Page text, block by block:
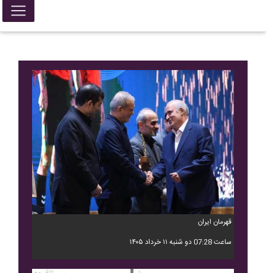
قهرمان ایران
ساعت 07:28 دو شنبه ۱۱ خرداد ۱۴۰۵